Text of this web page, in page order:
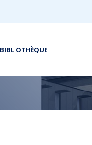
BIBLIOTHÈQUE